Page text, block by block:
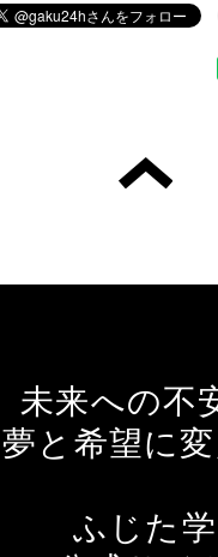
未来への不
夢と希望に
ふじた学